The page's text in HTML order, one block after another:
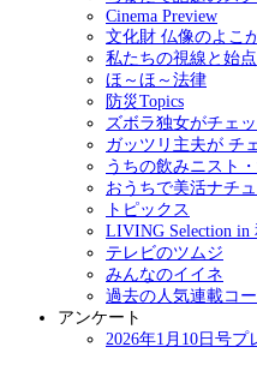
Cinema Preview
文化財 仏像のよこ
私たちの視線と始点
ほ～ほ～法律
防災Topics
ズボラ独女がチェ
ガッツリ主夫が チ
うちの飲みニスト
おうちで美活ナチ
トピックス
LIVING Selection in
テレビのツムジ
みんなのイイネ
過去の人気連載コ
アンケート
2026年1月10日号